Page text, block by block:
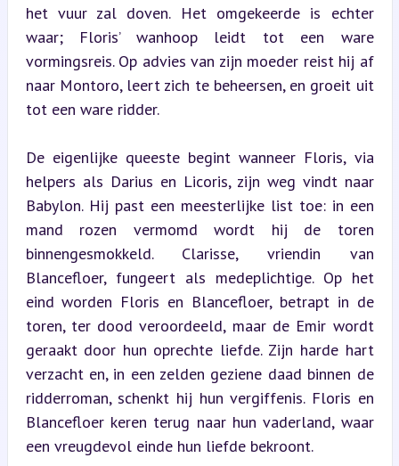
het vuur zal doven. Het omgekeerde is echter
waar; Floris’ wanhoop leidt tot een ware
vormingsreis. Op advies van zijn moeder reist hij af
naar Montoro, leert zich te beheersen, en groeit uit
tot een ware ridder.
De eigenlijke queeste begint wanneer Floris, via
helpers als Darius en Licoris, zijn weg vindt naar
Babylon. Hij past een meesterlijke list toe: in een
mand rozen vermomd wordt hij de toren
binnengesmokkeld. Clarisse, vriendin van
Blancefloer, fungeert als medeplichtige. Op het
eind worden Floris en Blancefloer, betrapt in de
toren, ter dood veroordeeld, maar de Emir wordt
geraakt door hun oprechte liefde. Zijn harde hart
verzacht en, in een zelden geziene daad binnen de
ridderroman, schenkt hij hun vergiffenis. Floris en
Blancefloer keren terug naar hun vaderland, waar
een vreugdevol einde hun liefde bekroont.